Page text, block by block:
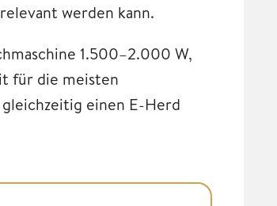
werden kann.
1.500–2.000 W,
für die meisten
einen E-Herd